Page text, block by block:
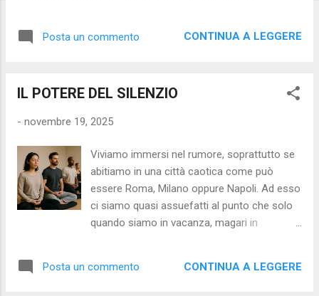
è scivolata come un ruscello nascosto, lontano dagli occhi
si è incrinata: i medici hanno scoperto la scelta radicale dei
Tribunale per i minorenni dell’Aquila ha visto in quella libertà
un pericolo: l’assenza di confronto con altri bambini, la
mancanza di sicurezza della dimora, il rifiuto dei controlli
sanitari. ...
Posta un commento CONTINUA A LEGGERE
IL POTERE DEL SILENZIO
- novembre 19, 2025
Viviamo immersi nel rumore, soprattutto se
abitiamo in una città caotica come può
essere Roma, Milano oppure Napoli. Ad esso
ci siamo quasi assuefatti al punto che solo
quando siamo in vacanza, magari in
bisogno per vivere meglio, a misura d’uomo.
Posta un commento CONTINUA A LEGGERE